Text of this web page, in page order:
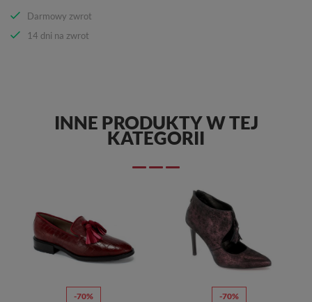
Darmowy zwrot
14 dni na zwrot
INNE PRODUKTY W TEJ
KATEGORII
-70% -70%